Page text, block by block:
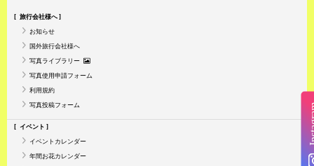
旅行会社様へ
お知らせ
国外旅行会社様へ
写真ライブラリー
写真使用申請フォーム
利用規約
写真投稿フォーム
イベント
イベントカレンダー
年間お花カレンダー